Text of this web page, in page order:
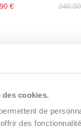
cookies.
de
des
€